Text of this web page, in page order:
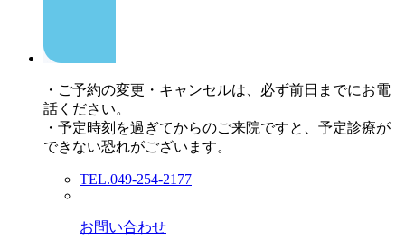
・ご予約の変更・キャンセルは、必ず前日までにお電
話ください。
・予定時刻を過ぎてからのご来院ですと、予定診療が
できない恐れがございます。
TEL.049-254-2177
お問い合わせ